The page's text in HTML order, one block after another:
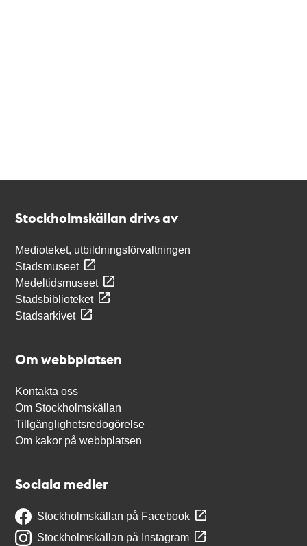
Stockholmskällan drivs av
Medioteket, utbildningsförvaltningen
Stadsmuseet
Medeltidsmuseet
Stadsbiblioteket
Stadsarkivet
Om webbplatsen
Kontakta oss
Om Stockholmskällan
Tillgänglighetsredogörelse
Om kakor på webbplatsen
Sociala medier
Stockholmskällan på Facebook
Stockholmskällan på Instagram